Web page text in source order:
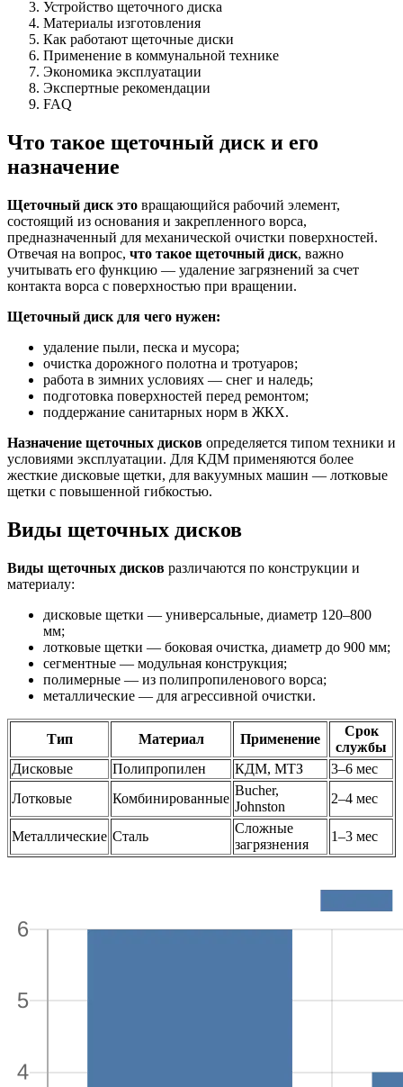
Устройство щеточного диска
Материалы изготовления
Как работают щеточные диски
Применение в коммунальной технике
Экономика эксплуатации
Экспертные рекомендации
FAQ
Что такое щеточный диск и его
назначение
Щеточный диск это вращающийся рабочий элемент,
состоящий из основания и закрепленного ворса,
предназначенный для механической очистки поверхностей.
Отвечая на вопрос, что такое щеточный диск, важно
учитывать его функцию — удаление загрязнений за счет
контакта ворса с поверхностью при вращении.
Щеточный диск для чего нужен:
удаление пыли, песка и мусора;
очистка дорожного полотна и тротуаров;
работа в зимних условиях — снег и наледь;
подготовка поверхностей перед ремонтом;
поддержание санитарных норм в ЖКХ.
Назначение щеточных дисков определяется типом техники и
условиями эксплуатации. Для КДМ применяются более
жесткие дисковые щетки, для вакуумных машин — лотковые
щетки с повышенной гибкостью.
Виды щеточных дисков
Виды щеточных дисков различаются по конструкции и
материалу:
дисковые щетки — универсальные, диаметр 120–800
мм;
лотковые щетки — боковая очистка, диаметр до 900 мм;
сегментные — модульная конструкция;
полимерные — из полипропиленового ворса;
металлические — для агрессивной очистки.
Тип Материал Применение
Срок
службы
Дисковые
Полипропилен КДМ, МТЗ
3–6 мес
Лотковые
Комбинированные
Bucher,
Johnston
2–4 мес
Металлические Сталь
Сложные
загрязнения
1–3 мес